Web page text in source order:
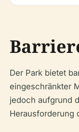
Der Park bietet
eingeschränkter
jedoch aufgrund
Herausforderung